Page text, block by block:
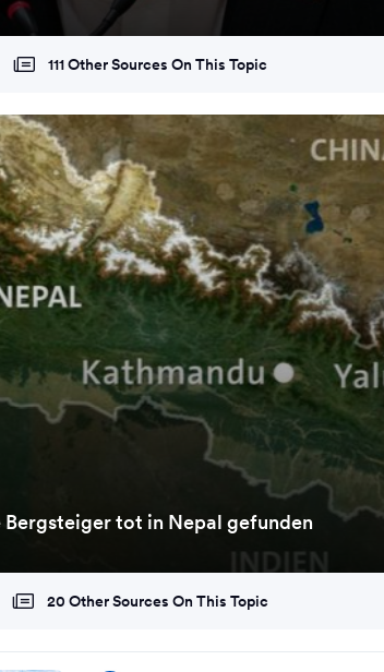
111 Other Sources On This Topic
tot in Nepal gefunden
20 Other Sources On This Topic